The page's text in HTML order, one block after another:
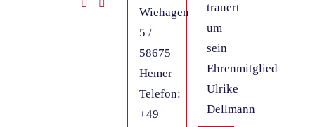
Wiehagen
5 /
58675
Hemer
Telefon:
+49
trauert
um
sein
Ehrenmitglied
Ulrike
Dellmann